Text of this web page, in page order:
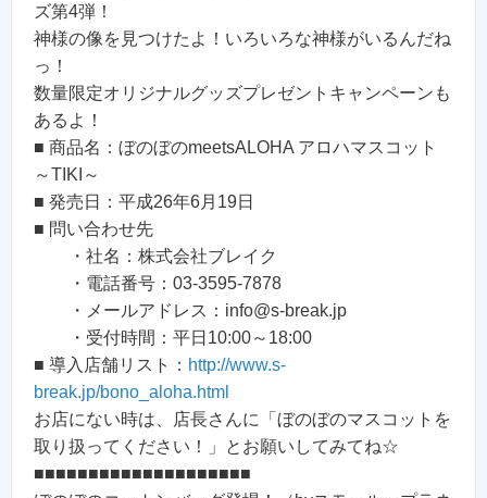
ズ第4弾！
神様の像を見つけたよ！いろいろな神様がいるんだね
っ！
数量限定オリジナルグッズプレゼントキャンペーンも
あるよ！
■ 商品名：ぼのぼのmeetsALOHA アロハマスコット
～TIKI～
■ 発売日：平成26年6月19日
■ 問い合わせ先
・社名：株式会社ブレイク
・電話番号：03-3595-7878
・メールアドレス：info@s-break.jp
・受付時間：平日10:00～18:00
■ 導入店舗リスト： http://www.s-
break.jp/bono_aloha.html
お店にない時は、店長さんに「ぼのぼのマスコットを
取り扱ってください！」とお願いしてみてね☆
■■■■■■■■■■■■■■■■■■■■